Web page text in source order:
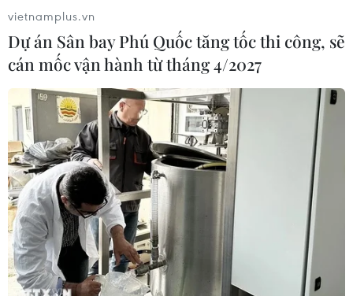
vietnamplus.vn
Dự án Sân bay Phú Quốc tăng tốc thi công, sẽ
cán mốc vận hành từ tháng 4/2027